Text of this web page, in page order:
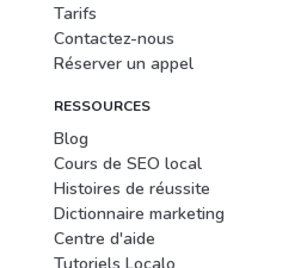
Tarifs
Contactez-nous
Réserver un appel
RESSOURCES
Blog
Cours de SEO local
Histoires de réussite
Dictionnaire marketing
Centre d'aide